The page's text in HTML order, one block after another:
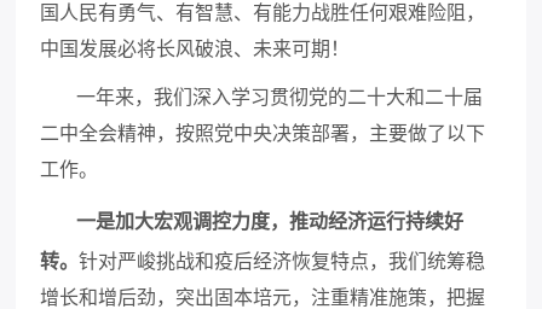
国人民有勇气、有智慧、有能力战胜任何艰难险阻，
中国发展必将长风破浪、未来可期！
一年来，我们深入学习贯彻党的二十大和二十届
二中全会精神，按照党中央决策部署，主要做了以下
工作。
一是加大宏观调控力度，推动经济运行持续好
转。针对严峻挑战和疫后经济恢复特点，我们统筹稳
增长和增后劲，突出固本培元，注重精准施策，把握